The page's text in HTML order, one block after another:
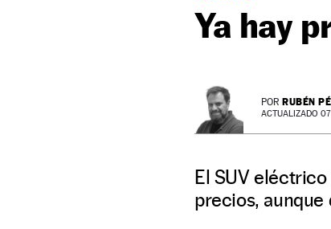
Ya hay
POR RUBÉN
ACTUALIZADO
El SUV
precios, aunque